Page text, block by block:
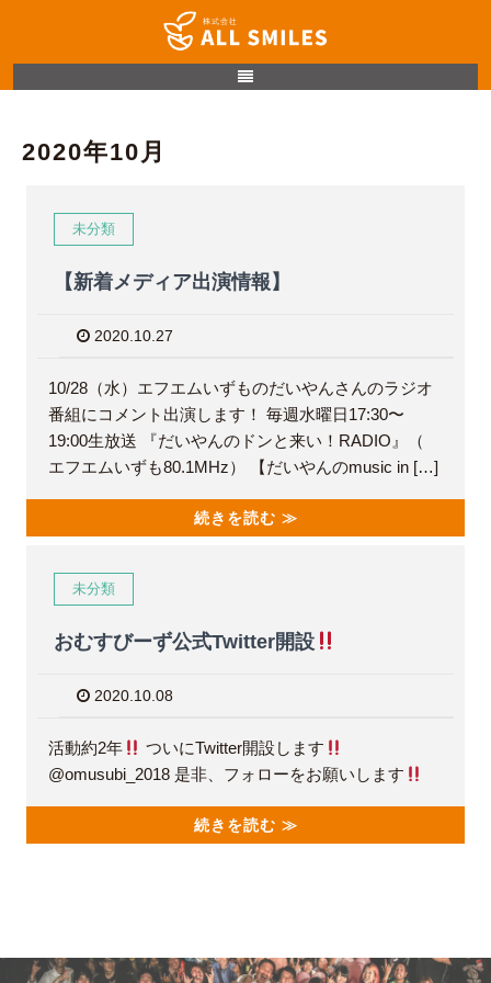
2020年10月
未分類
【新着メディア出演情報】
2020.10.27
10/28（水）エフエムいずものだいやんさんのラジオ
番組にコメント出演します！ 毎週水曜日17:30〜
19:00生放送 『だいやんのドンと来い！RADIO』（
エフエムいずも80.1MHz） 【だいやんのmusic in […]
続きを読む ≫
未分類
おむすびーず公式Twitter開設
2020.10.08
活動約2年
ついにTwitter開設します
@omusubi_2018 是非、フォローをお願いします
続きを読む ≫